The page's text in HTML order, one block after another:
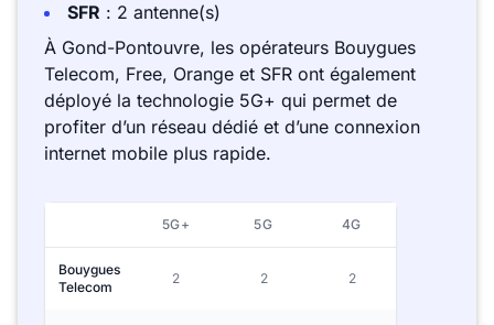
SFR : 2 antenne(s)
À Gond-Pontouvre, les opérateurs Bouygues
Telecom, Free, Orange et SFR ont également
déployé la technologie 5G+ qui permet de
profiter d’un réseau dédié et d’une connexion
internet mobile plus rapide.
5G+ 5G 4G
Bouygues
Telecom
2 2 2